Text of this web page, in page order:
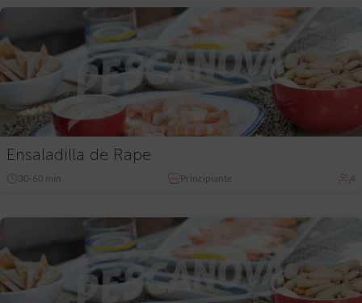
Ensaladilla de Rape
30-60 min Principiante 4